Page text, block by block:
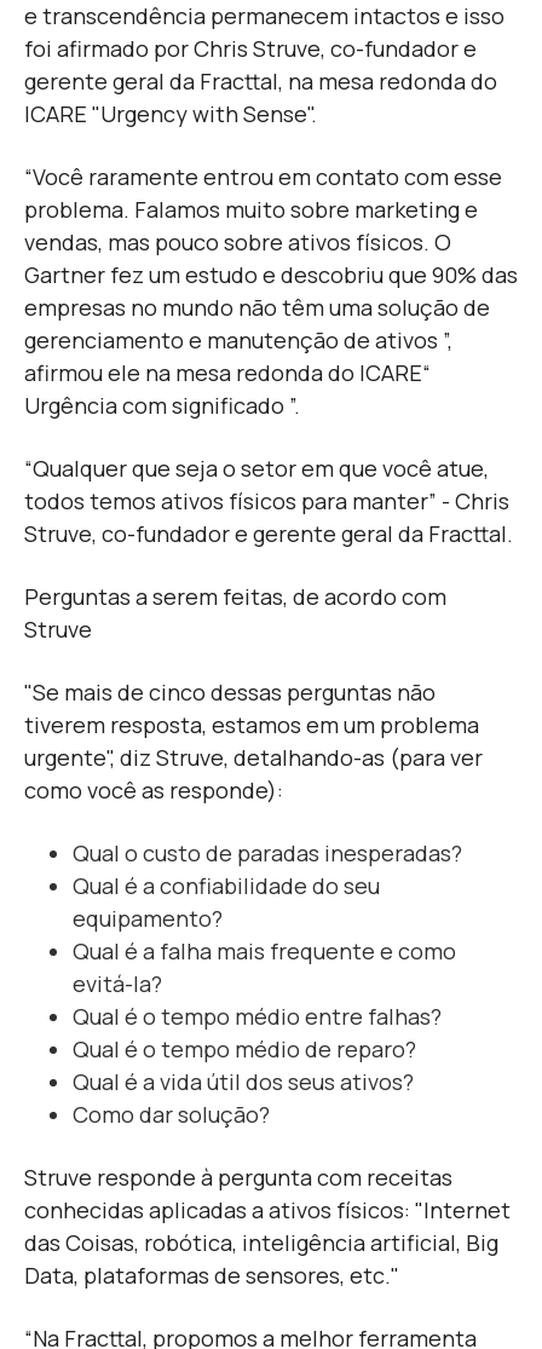
e transcendência permanecem intactos e isso
foi afirmado por Chris Struve, co-fundador e
gerente geral da Fracttal, na mesa redonda do
ICARE "Urgency with Sense".
“Você raramente entrou em contato com esse
problema. Falamos muito sobre marketing e
vendas, mas pouco sobre ativos físicos. O
Gartner fez um estudo e descobriu que 90% das
empresas no mundo não têm uma solução de
gerenciamento e manutenção de ativos ”,
afirmou ele na mesa redonda do ICARE“
Urgência com significado ”.
“Qualquer que seja o setor em que você atue,
todos temos ativos físicos para manter” - Chris
Struve, co-fundador e gerente geral da Fracttal.
Perguntas a serem feitas, de acordo com
Struve
"Se mais de cinco dessas perguntas não
tiverem resposta, estamos em um problema
urgente", diz Struve, detalhando-as (para ver
como você as responde):
Qual o custo de paradas inesperadas?
Qual é a confiabilidade do seu
equipamento?
Qual é a falha mais frequente e como
evitá-la?
Qual é o tempo médio entre falhas?
Qual é o tempo médio de reparo?
Qual é a vida útil dos seus ativos?
Como dar solução?
Struve responde à pergunta com receitas
conhecidas aplicadas a ativos físicos: "Internet
das Coisas, robótica, inteligência artificial, Big
Data, plataformas de sensores, etc."
“Na Fracttal, propomos a melhor ferramenta